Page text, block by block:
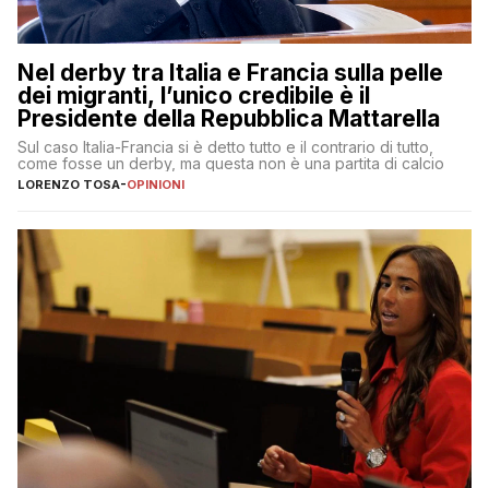
Nel derby tra Italia e Francia sulla pelle
dei migranti, l’unico credibile è il
Presidente della Repubblica Mattarella
Sul caso Italia-Francia si è detto tutto e il contrario di tutto,
come fosse un derby, ma questa non è una partita di calcio
LORENZO TOSA-OPINIONI